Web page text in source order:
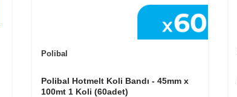
Polibal
Polibal Hotmelt Koli Bandı - 45mm x
100mt 1 Koli (60adet)